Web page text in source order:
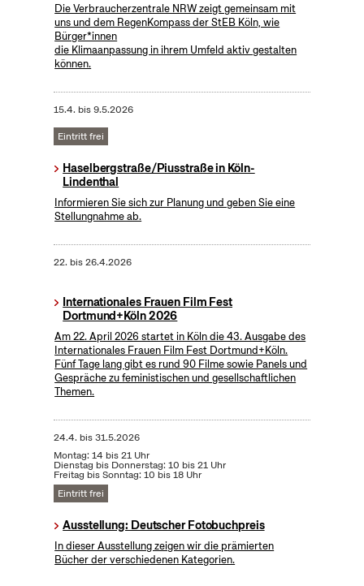
Die Verbraucherzentrale NRW zeigt gemeinsam mit
uns und dem RegenKompass der StEB Köln, wie
Bürger*innen
die Klimaanpassung in ihrem Umfeld aktiv gestalten
können.
15.4. bis9.5.2026
Eintritt frei
Haselbergstraße/Piusstraße in Köln-
Lindenthal
Informieren Sie sich zur Planung und geben Sie eine
Stellungnahme ab.
22. bis26.4.2026
Internationales Frauen Film Fest
Dortmund+Köln 2026
Am 22. April 2026 startet in Köln die 43. Ausgabe des
Internationales Frauen Film Fest Dortmund+Köln.
Fünf Tage lang gibt es rund 90 Filme sowie Panels und
Gespräche zu feministischen und gesellschaftlichen
Themen.
24.4. bis31.5.2026
Montag: 14 bis 21 Uhr
Dienstag bis Donnerstag: 10 bis 21 Uhr
Freitag bis Sonntag: 10 bis 18 Uhr
Eintritt frei
Ausstellung: Deutscher Fotobuchpreis
In dieser Ausstellung zeigen wir die prämierten
Bücher der verschiedenen Kategorien.